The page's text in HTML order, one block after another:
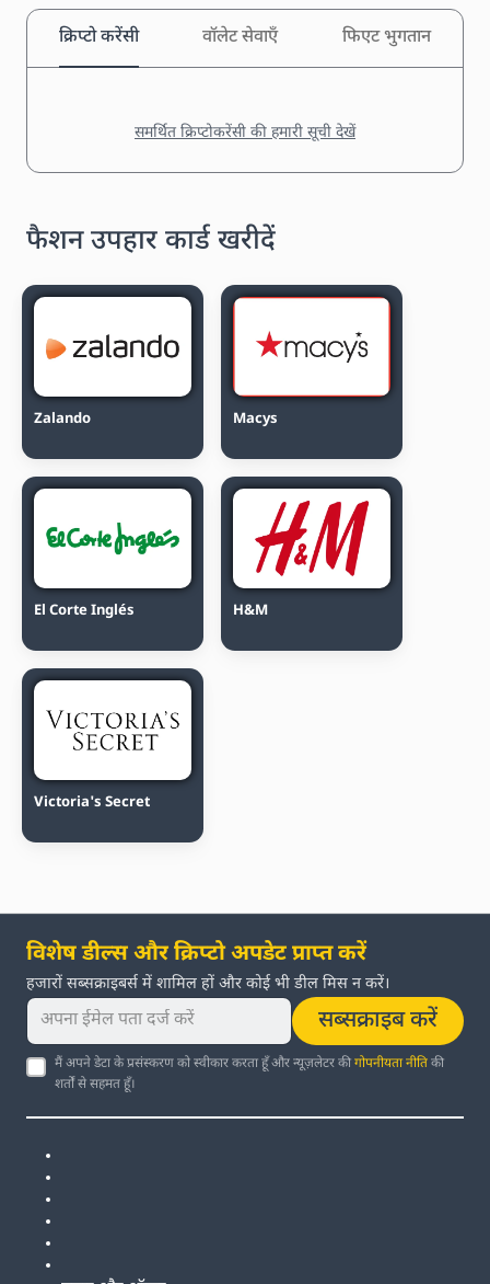
क्रिप्टो करेंसी वॉलेट सेवाएँ फिएट भुगतान
समर्थित क्रिप्टोकरेंसी की हमारी सूची देखें
फैशन उपहार कार्ड खरीदें
Zalando Macys
El Corte Inglés H&M
Victoria's Secret
विशेष डील्स और क्रिप्टो अपडेट प्राप्त करें
हजारों सब्सक्राइबर्स में शामिल हों और कोई भी डील मिस न करें।
सब्सक्राइब करें
मैं अपने डेटा के प्रसंस्करण को स्वीकार करता हूँ और न्यूज़लेटर कीगोपनीयता नीतिकी
शर्तों से सहमत हूँ।